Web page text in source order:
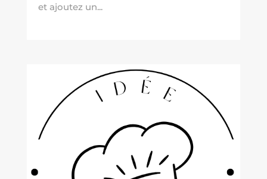
et ajoutez un...